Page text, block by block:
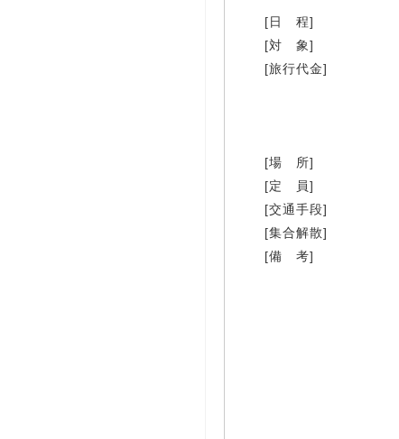
[日 程]
[対 象]
[旅行代金]
[場 所]
[定 員]
[交通手段]
[集合解散]
[備 考]